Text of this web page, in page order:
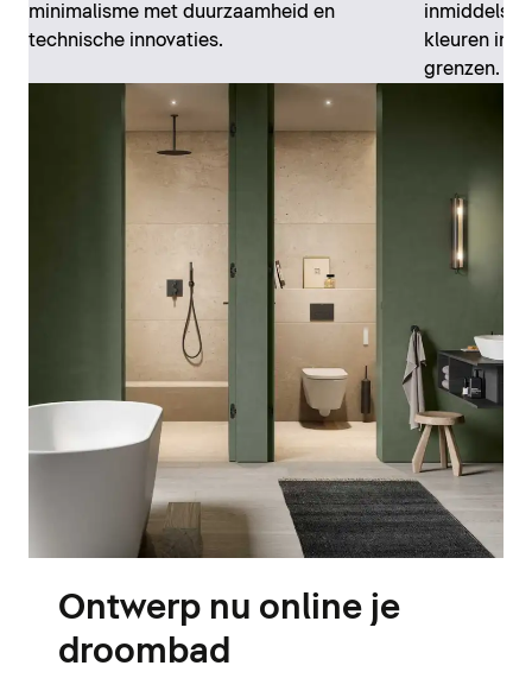
minimalisme met duurzaamheid en
technische innovaties.
inmiddels
kleuren in
grenzen.
Ontwerp nu online je
droombad